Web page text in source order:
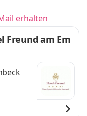
erhalten
Freund am Em